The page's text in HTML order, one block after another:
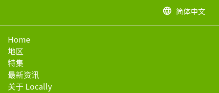
language 简体中文
Home
地区
特集
最新资讯
关于 Locally